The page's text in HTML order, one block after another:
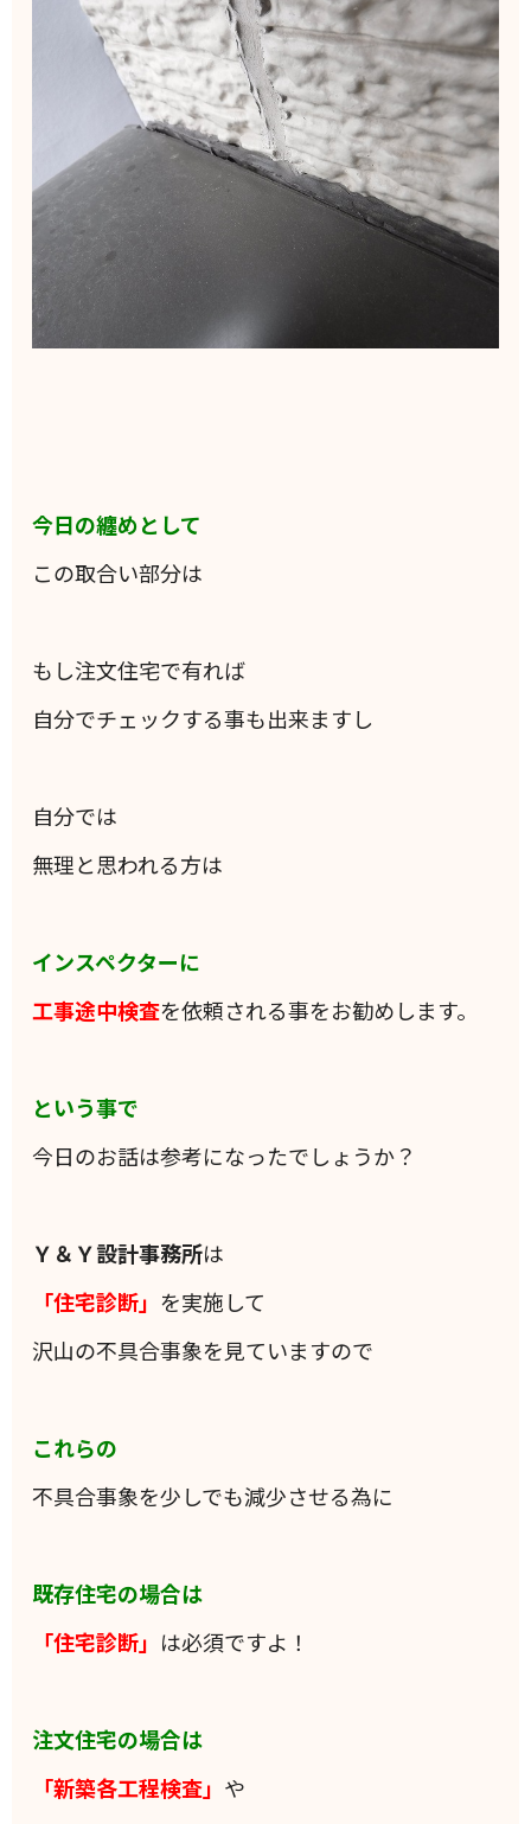
今日の纏めとして
この取合い部分は
もし注文住宅で有れば
自分でチェックする事も出来ますし
自分では
無理と思われる方は
インスペクターに
工事途中検査を依頼される事をお勧めします。
という事で
今日のお話は参考になったでしょうか？
Ｙ＆Ｙ設計事務所は
「住宅診断」 を実施して
沢山の不具合事象を見ていますので
これらの
不具合事象を少しでも減少させる為に
既存住宅の場合は
「住宅診断」 は必須ですよ！
注文住宅の場合は
「新築各工程検査」 や